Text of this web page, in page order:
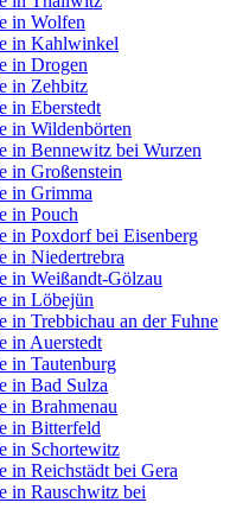
in Wolfen
in Kahlwinkel
in Drogen
in Zehbitz
in Eberstedt
in Wildenbörten
in Bennewitz bei Wurzen
in Großenstein
in Grimma
in Pouch
in Poxdorf bei Eisenberg
in Niedertrebra
in Weißandt-Gölzau
in Löbejün
in Trebbichau an der Fuhne
in Auerstedt
in Tautenburg
in Bad Sulza
in Brahmenau
in Bitterfeld
in Schortewitz
in Reichstädt bei Gera
in Rauschwitz bei